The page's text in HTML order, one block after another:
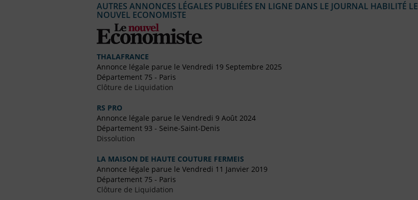
AUTRES ANNONCES LÉGALES PUBLIÉES EN LIGNE DANS LE JOURNAL HABILITÉ LE
NOUVEL ECONOMISTE
THALAFRANCE
Annonce légale parue le Vendredi 19 Septembre 2025
Département 75 - Paris
Clôture de Liquidation
RS PRO
Annonce légale parue le Vendredi 9 Août 2024
Département 93 - Seine-Saint-Denis
Dissolution
LA MAISON DE HAUTE COUTURE FERMEIS
Annonce légale parue le Vendredi 11 Janvier 2019
Département 75 - Paris
Clôture de Liquidation